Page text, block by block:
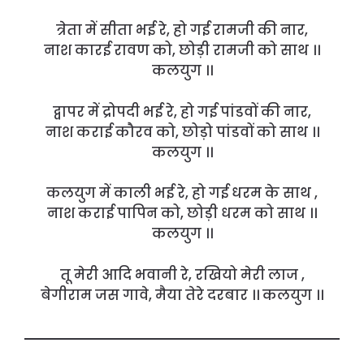
त्रेता में सीता भई रे, हो गई रामजी की नार,
नाश कारई रावण को, छोड़ी रामजी को साथ ।।
कलयुग ।।
द्वापर में द्रोपदी भई रे, हो गई पांडवों की नार,
नाश कराई कौरव को, छोड़ो पांडवों को साथ ।।
कलयुग ।।
कलयुग में काली भई रे, हो गई धरम के साथ ,
नाश कराई पापिन को, छोड़ी धरम को साथ ।।
कलयुग ।।
तू मेरी आदि भवानी रे, रखियो मेरी लाज ,
बेगीराम जस गावे, मैया तेरे दरबार ।। कलयुग ।।